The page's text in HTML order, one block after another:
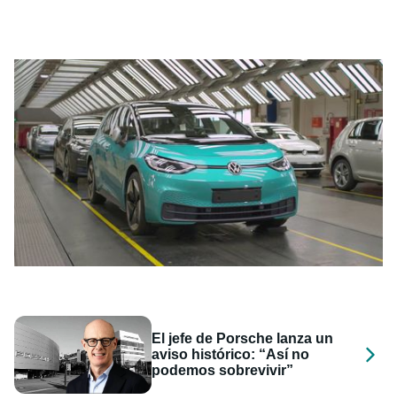
El jefe de Porsche lanza un
aviso histórico: “Así no
podemos sobrevivir”